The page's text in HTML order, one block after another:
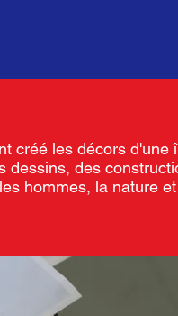
créé les décors
dessins, des
hommes, la nature